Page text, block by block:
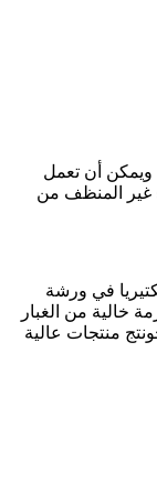
ويمكن أن تعمل
غير المنظف من
في ورشة
خالية من الغبار
منتجات عالية